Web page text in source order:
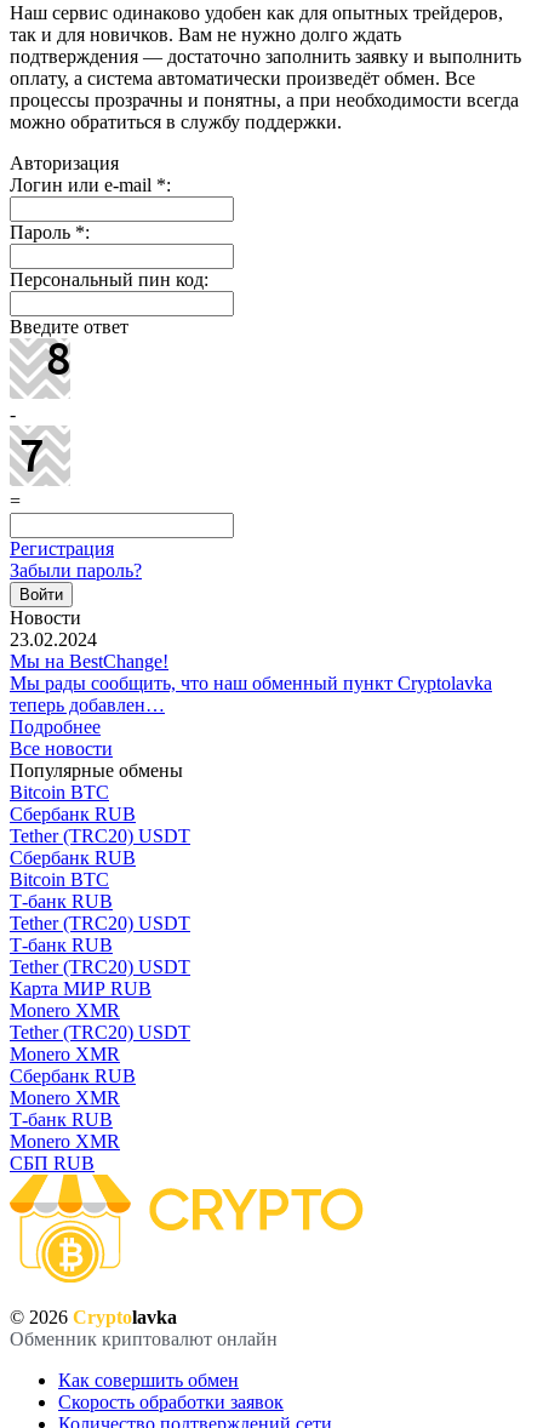
Наш сервис одинаково удобен как для опытных трейдеров,
так и для новичков. Вам не нужно долго ждать
подтверждения — достаточно заполнить заявку и выполнить
оплату, а система автоматически произведёт обмен. Все
процессы прозрачны и понятны, а при необходимости всегда
можно обратиться в службу поддержки.
Авторизация
Логин или e-mail *:
Пароль *:
Персональный пин код:
Введите ответ
-
=
Регистрация
Забыли пароль?
Новости
23.02.2024
Мы на BestChange!
Мы рады сообщить, что наш обменный пункт Cryptolavka
теперь добавлен…
Подробнее
Все новости
Популярные обмены
Bitcoin BTC
Сбербанк RUB
Tether (TRC20) USDT
Сбербанк RUB
Bitcoin BTC
Т-банк RUB
Tether (TRC20) USDT
Т-банк RUB
Tether (TRC20) USDT
Карта МИР RUB
Monero XMR
Tether (TRC20) USDT
Monero XMR
Сбербанк RUB
Monero XMR
Т-банк RUB
Monero XMR
СБП RUB
© 2026 Cryptolavka
Обменник криптовалют онлайн
Как совершить обмен
Скорость обработки заявок